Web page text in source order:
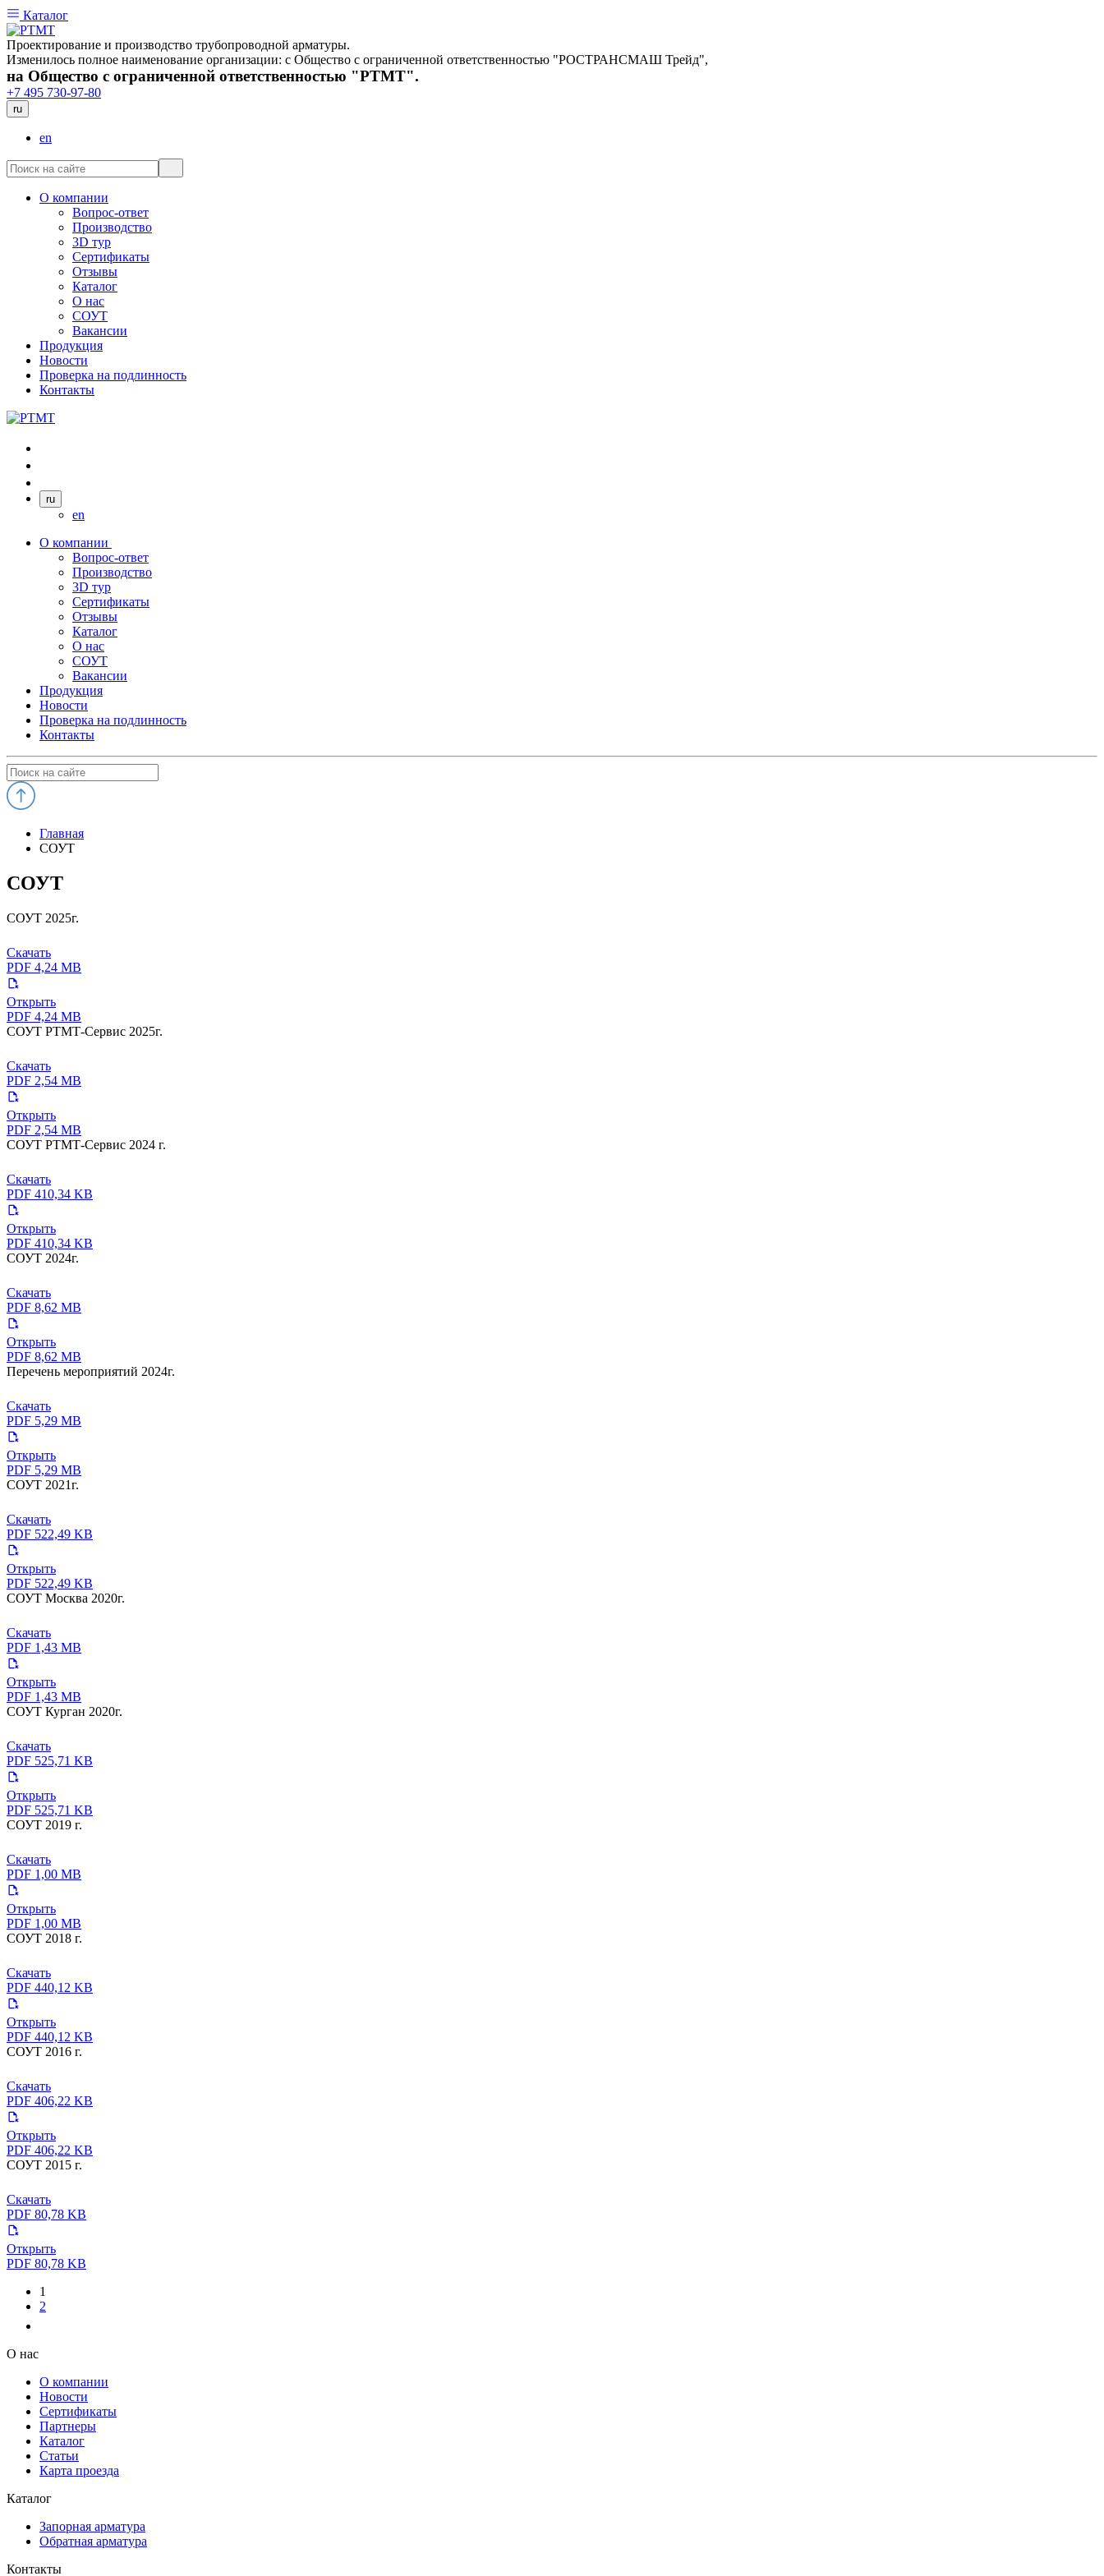
Каталог
Проектирование и производство трубопроводной арматуры.
Изменилось полное наименование организации: с Общество с ограниченной ответственностью "РОСТРАНСМАШ Трейд",
на Общество с ограниченной ответственностью "РТМТ".
+7 495 730-97-80
ru
en
О компании
Вопрос-ответ
Производство
3D тур
Сертификаты
Отзывы
Каталог
О нас
СОУТ
Вакансии
Продукция
Новости
Проверка на подлинность
Контакты
ru
en
О компании
Вопрос-ответ
Производство
3D тур
Сертификаты
Отзывы
Каталог
О нас
СОУТ
Вакансии
Продукция
Новости
Проверка на подлинность
Контакты
Главная
СОУТ
СОУТ
СОУТ 2025г.
Скачать
PDF 4,24 MB
Открыть
PDF 4,24 MB
СОУТ РТМТ-Сервис 2025г.
Скачать
PDF 2,54 MB
Открыть
PDF 2,54 MB
СОУТ РТМТ-Сервис 2024 г.
Скачать
PDF 410,34 KB
Открыть
PDF 410,34 KB
СОУТ 2024г.
Скачать
PDF 8,62 MB
Открыть
PDF 8,62 MB
Перечень мероприятий 2024г.
Скачать
PDF 5,29 MB
Открыть
PDF 5,29 MB
СОУТ 2021г.
Скачать
PDF 522,49 KB
Открыть
PDF 522,49 KB
СОУТ Москва 2020г.
Скачать
PDF 1,43 MB
Открыть
PDF 1,43 MB
СОУТ Курган 2020г.
Скачать
PDF 525,71 KB
Открыть
PDF 525,71 KB
СОУТ 2019 г.
Скачать
PDF 1,00 MB
Открыть
PDF 1,00 MB
СОУТ 2018 г.
Скачать
PDF 440,12 KB
Открыть
PDF 440,12 KB
СОУТ 2016 г.
Скачать
PDF 406,22 KB
Открыть
PDF 406,22 KB
СОУТ 2015 г.
Скачать
PDF 80,78 KB
Открыть
PDF 80,78 KB
1
2
О нас
О компании
Новости
Сертификаты
Партнеры
Каталог
Статьи
Карта проезда
Каталог
Запорная арматура
Обратная арматура
Контакты